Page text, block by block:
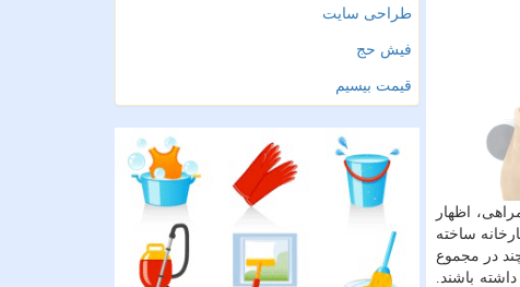
اظهار
ساخته
در مجموع
باشند.
طراحی سایت
فیش حج
قیمت بیسیم